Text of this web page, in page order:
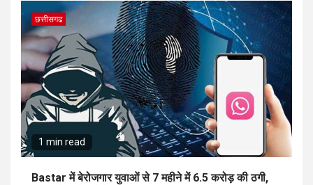
छत्तीसगढ
1 min read
Bastar में बेरोजगार युवाओं से 7 महीने में ₹6.5 करोड़ की ठगी,